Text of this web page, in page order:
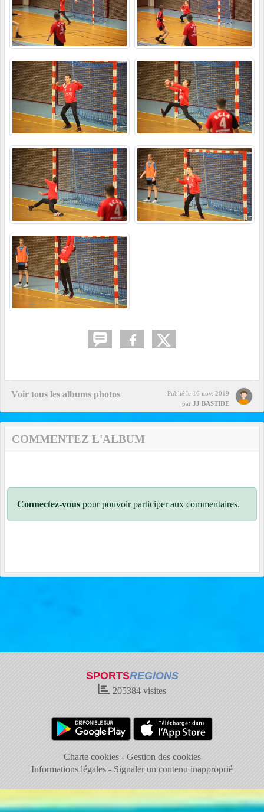
Voir tous les albums photos Publié le 16 nov. 2019
par JJ BASTIDE
COMMENTEZ L'ALBUM
Connectez-vous pour pouvoir participer aux commentaires.
SPORTSREGIONS
205384 visites
Charte cookies
Gestion des cookies
Informations légales
Signaler un contenu inapproprié